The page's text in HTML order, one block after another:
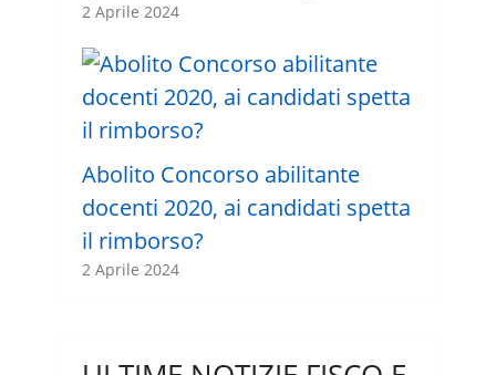
2 Aprile 2024
Abolito Concorso abilitante
docenti 2020, ai candidati spetta
il rimborso?
2 Aprile 2024